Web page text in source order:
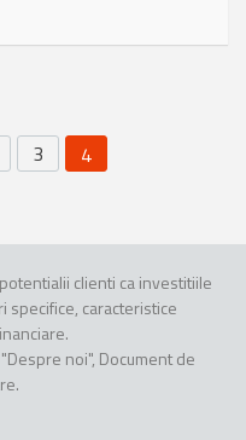
3 4
clienti ca investitiile
specifice, caracteristice
noi", Document de